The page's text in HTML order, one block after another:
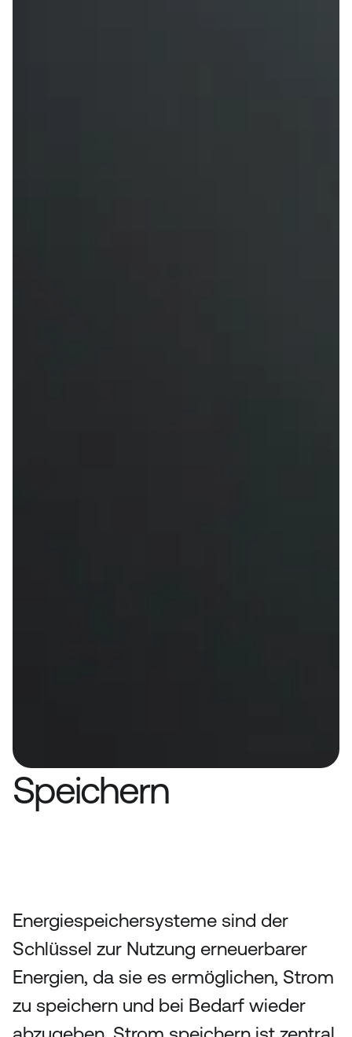
Das Elektroauto ist der grösste
Speichern
Energiespeichersysteme sind der
Schlüssel zur Nutzung erneuerbarer
Energien, da sie es ermöglichen, Strom
zu speichern und bei Bedarf wieder